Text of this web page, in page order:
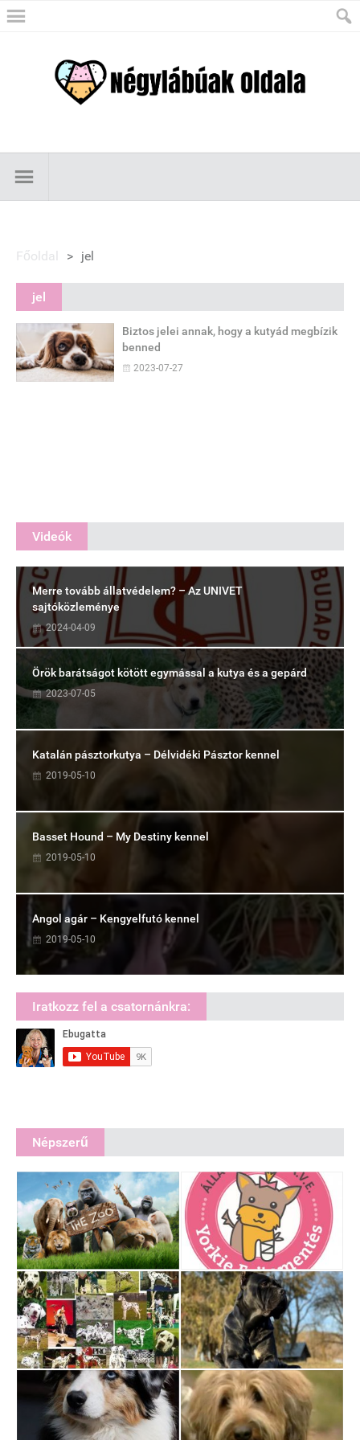
Főoldal > jel
jel
Biztos jelei annak, hogy a kutyád megbízik
benned
2023-07-27
Videók
Merre tovább állatvédelem? – Az UNIVET
sajtóközleménye
2024-04-09
Örök barátságot kötött egymással a kutya és a gepárd
2023-07-05
Katalán pásztorkutya – Délvidéki Pásztor kennel
2019-05-10
Basset Hound – My Destiny kennel
2019-05-10
Angol agár – Kengyelfutó kennel
2019-05-10
Iratkozz fel a csatornánkra:
Népszerű